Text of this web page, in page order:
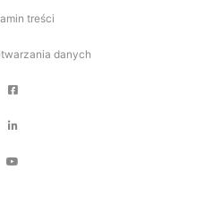
treści
danych